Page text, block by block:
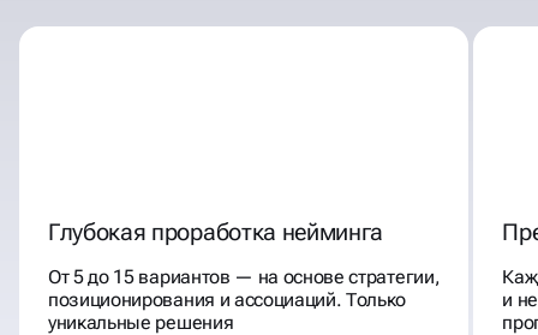
Глубокая проработка нейминга
От 5 до 15 вариантов — на основе стратегии,
позиционирования и ассоциаций. Только
уникальные решения
и